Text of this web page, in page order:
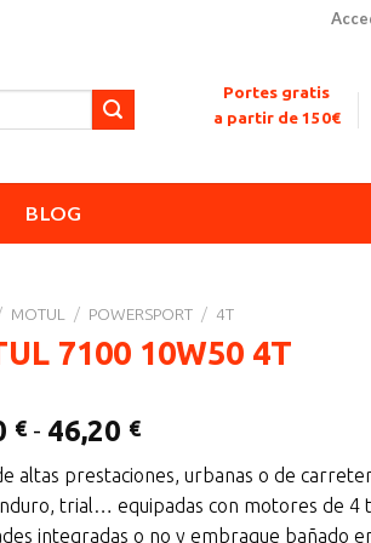
Portes gratis
a partir de 150€
BLOG
MOTUL / POWERSPORT / 4T
7100 10W50 4T
€ - 46,20 €Rango
precios:
desde
altas prestaciones, urbanas o de
trial… equipadas con motores de 4
integradas o no y embrague bañado